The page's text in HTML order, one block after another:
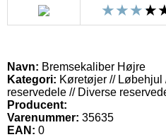
Navn: Bremsekaliber Højre
Kategori: Køretøjer // Løbehjul
reservedele // Diverse
Producent:
Varenummer: 35635
EAN: 0